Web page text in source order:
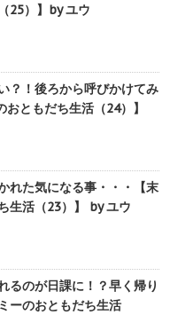
25）】by ユウ
？！後ろから呼びかけてみ
ともだち生活（24）】
れた気になる事・・・【末
生活（23）】 by ユウ
るのが日課に！？早く帰り
ーのおともだち生活